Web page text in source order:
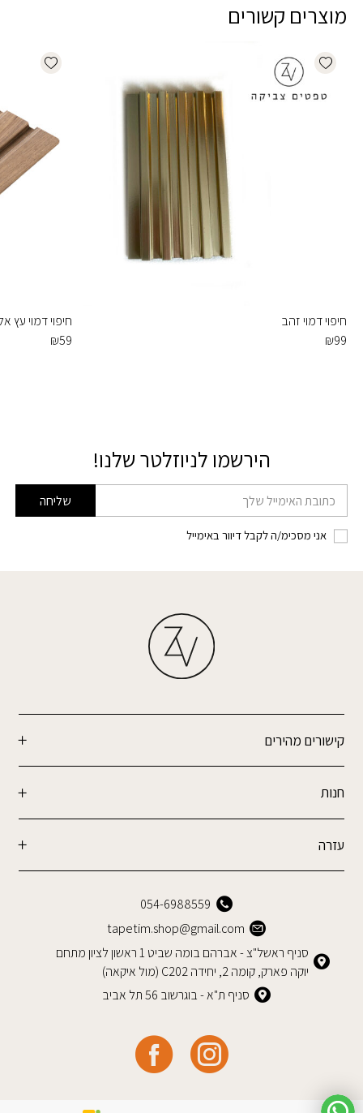
מוצרים קשורים
Add wishlist
חיפוי דמוי זהב
₪99
wishlist
חיפוי דמוי עץ
₪59
הירשמו לניוזלטר שלנו!
דוא׳׳ל שליחה
אני מסכימ/ה לקבל דיוור באימייל
קישורים מהירים
חנות
עזרה
054-6988559
tapetim.shop@gmail.com
סניף ראשל"צ - אברהם בומה שביט 1 ראשון לציון מתחם
יוקה פארק, קומה 2, יחידה C202 (מול איקאה)
סניף ת"א - בוגרשוב 56 תל אביב